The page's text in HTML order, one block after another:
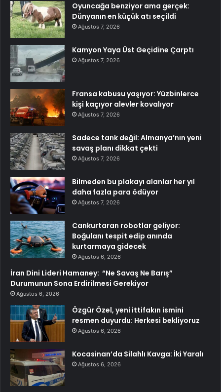
Oyuncağa benziyor ama gerçek:
Dünyanın en küçük atı seçildi
Ağustos 7, 2026
Kamyon Yaya Üst Geçidine Çarptı
Ağustos 7, 2026
Fransa kabusu yaşıyor: Yüzbinlerce
kişi kaçıyor alevler kovalıyor
Ağustos 7, 2026
Sadece tank değil: Almanya’nın yeni
savaş planı dikkat çekti
Ağustos 7, 2026
Bilmeden bu plakayı alanlar her yıl
daha fazla para ödüyor
Ağustos 7, 2026
Cankurtaran robotlar geliyor:
Boğulanı tespit edip anında
kurtarmaya gidecek
Ağustos 6, 2026
İran Dini Lideri Hamaney: “Ne Savaş Ne Barış”
Durumunun Sona Erdirilmesi Gerekiyor
Ağustos 6, 2026
Özgür Özel, yeni ittifakın ismini
resmen duyurdu: Herkesi bekliyoruz
Ağustos 6, 2026
Kocasinan’da Silahlı Kavga: İki Yaralı
Ağustos 6, 2026